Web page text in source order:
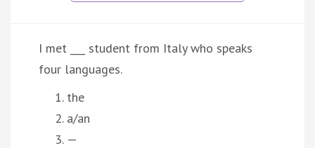
I met ___ student from Italy who speaks
four languages.
the
a/an
—